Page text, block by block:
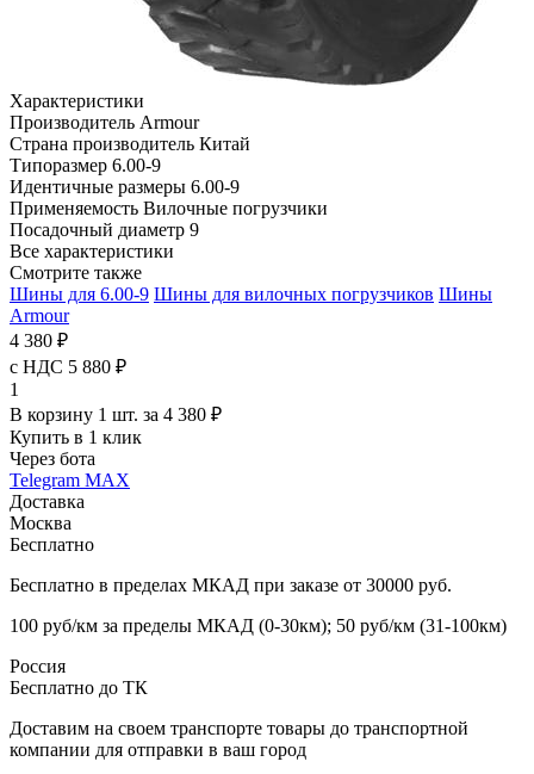
Характеристики
Производитель Armour
Страна производитель Китай
Типоразмер 6.00-9
Идентичные размеры 6.00-9
Применяемость Вилочные погрузчики
Посадочный диаметр 9
Все характеристики
Смотрите также
Шины для 6.00-9 Шины для вилочных погрузчиков Шины
Armour
4 380 ₽
с НДС 5 880 ₽
1
В корзину 1 шт. за 4 380 ₽
Купить в 1 клик
Через бота
Telegram MAX
Доставка
Москва
Бесплатно
Бесплатно в пределах МКАД при заказе от 30000 руб.
100 руб/км за пределы МКАД (0-30км); 50 руб/км (31-100км)
Россия
Бесплатно до ТК
Доставим на своем транспорте товары до транспортной
компании для отправки в ваш город